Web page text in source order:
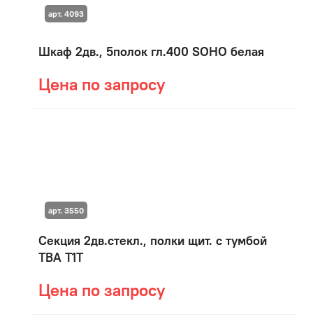
Шкаф 2дв., 5полок гл.400 SOHO белая
Цена по запросу
арт. 4093
Секция 2дв.стекл., полки щит. с тумбой
ТВА T1T
Цена по запросу
арт. 3550